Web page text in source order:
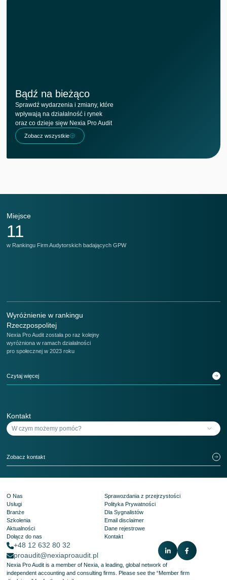
Bądź na bieżąco
Sprawdź wydarzenia i zmiany, które
wpływają na działalność i rynek
oraz co dzieje sięw Nexia Pro Audit
Zobacz wszystkie
Miejsce
11
w Rankingu Firm Audytorskich badających GPW
Wyróżnienie w rankingu
Rzeczpospolitej
Nexia Pro Audit została po raz kolejny
wyróżniona w ramach działalności
pro społecznej w 2023 roku
Czytaj więcej
Kontakt
Zobacz kontakt
O Nas
Usługi
Branże
Szkolenia
Aktualności
Dołącz do nas
Sprawozdania z przejrzystości
Polityka Prywatności
Dla Sygnalistów
Email disclaimer
Dane rejestrowe
Kontakt
+48 12 632 80 32
proaudit@nexiaproaudit.pl
Nexia Pro Audit is a member of Nexia, a leading, global network of
independent accounting and consulting firms. Please see the“Member firm